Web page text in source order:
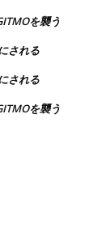
を襲う
される
される
を襲う